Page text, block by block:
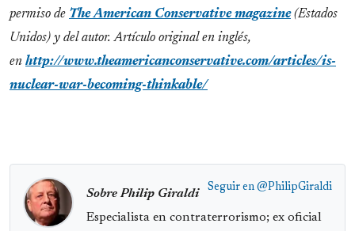
permiso de The American Conservative magazine(Estados
Unidos) y del autor. Artículo original en inglés,
en http://www.theamericanconservative.com/articles/is-
nuclear-war-becoming-thinkable/
Seguir en @PhilipGiraldi
Sobre Philip Giraldi
Especialista en contraterrorismo; ex oficial